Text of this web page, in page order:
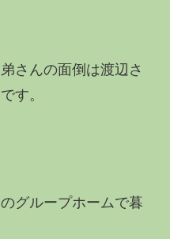
さんの面倒は渡辺さ
す。
グループホームで暮